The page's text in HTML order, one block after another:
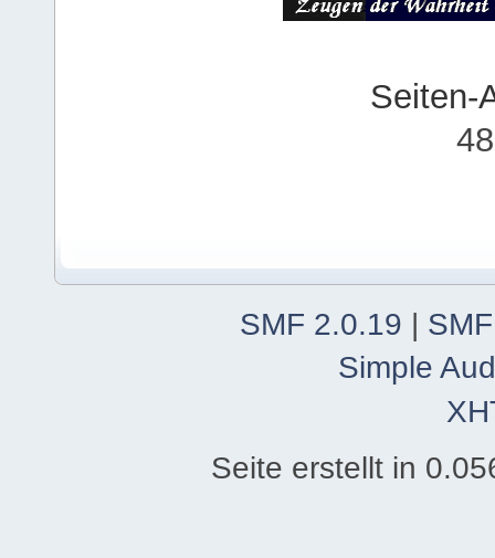
Seiten-
SMF 2.0.19 |
Simple
Seite erstellt in